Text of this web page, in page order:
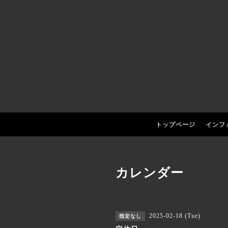
トップページ インフ
カレンダー
指定なし 2025-02-18 (Tue)